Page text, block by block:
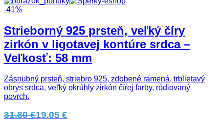
-41%
Strieborný 925 prsteň, veľký číry
zirkón v ligotavej kontúre srdca –
Veľkosť: 58 mm
Zásnubný prsteň, striebro 925, zdobené ramená, trblietavý
obrys srdca, veľký okrúhly zirkón čírej farby, ródiovaný
povrch.
31.80 €19.05 €